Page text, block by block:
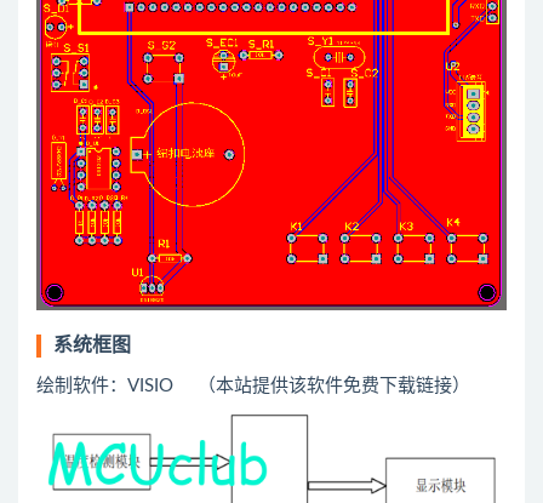
系统框图
绘制软件：VISIO （本站提供该软件免费下载链接）